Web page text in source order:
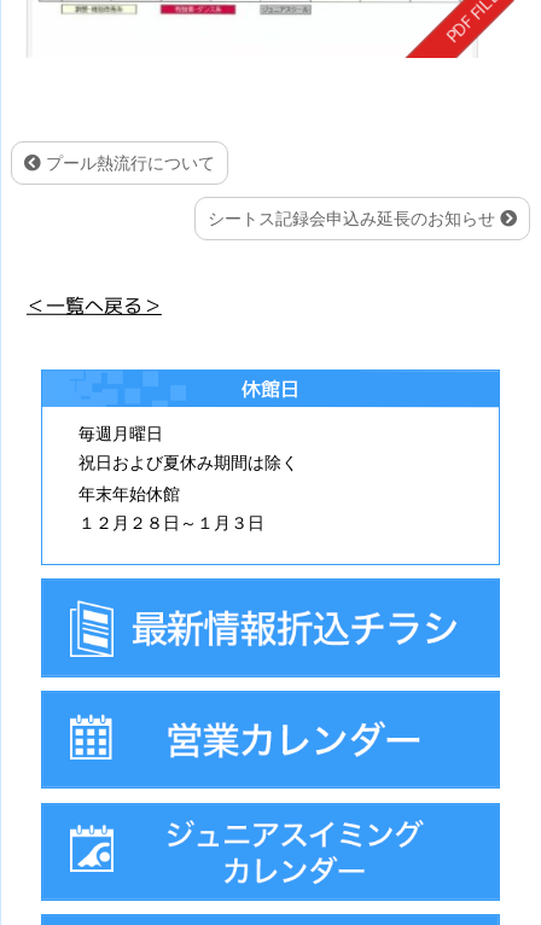
プール熱流行について
シートス記録会申込み延長のお知らせ
＜一覧へ戻る＞
休館日
毎週月曜日
祝日および夏休み期間は除く
年末年始休館
１２月２８日～１月３日